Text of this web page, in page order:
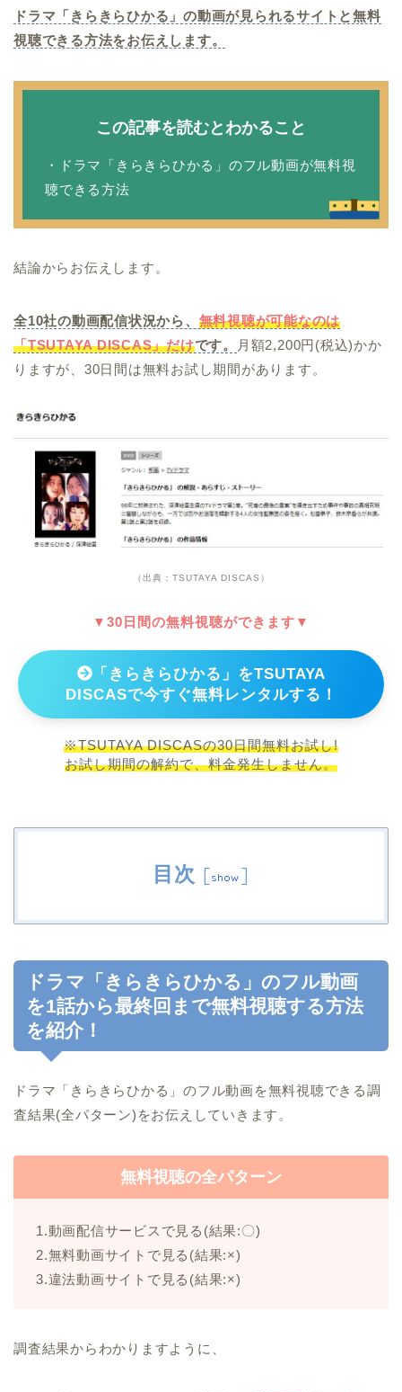
ドラマ「きらきらひかる」の動画が見られるサイトと無料
視聴できる方法をお伝えします。
この記事を読むとわかること
・ドラマ「きらきらひかる」のフル動画が無料視
聴できる方法
結論からお伝えします。
全10社の動画配信状況から、 無料視聴が可能なのは
「TSUTAYA DISCAS」だけです。
月額2,200円(税込)かか
りますが、30日間は無料お試し期間があります。
（出典：TSUTAYA DISCAS）
▼30日間の無料視聴ができます▼
「きらきらひかる」をTSUTAYA
DISCASで今すぐ無料レンタルする！
※TSUTAYA DISCASの30日間無料お試し!
お試し期間の解約で、料金発生しません。
目次 [show ]
ドラマ「きらきらひかる」のフル動画
を1話から最終回まで無料視聴する方法
を紹介！
ドラマ「きらきらひかる」のフル動画を無料視聴できる調
査結果(全パターン)をお伝えしていきます。
無料視聴の全パターン
1.動画配信サービスで見る(結果:〇)
2.無料動画サイトで見る(結果:×)
3.違法動画サイトで見る(結果:×)
調査結果からわかりますように、